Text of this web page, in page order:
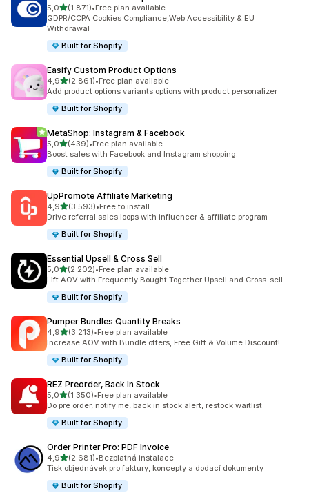
5,0z 5 hvězd
(1 871)
Celkový počet recenzí: 1871
•Free plan available
GDPR/CCPA Cookies Compliance,Web Accessibility & EU
Withdrawal
Built for Shopify
Easify Custom Product Options
4,9z 5 hvězd
(2 861)
Celkový počet recenzí: 2861
•Free plan available
Add product options variants options with product personalizer
Built for Shopify
MetaShop: Instagram & Facebook
5,0z 5 hvězd
(439)
Celkový počet recenzí: 439
•Free plan available
Boost sales with Facebook and Instagram shopping.
Built for Shopify
UpPromote Affiliate Marketing
4,9z 5 hvězd
(3 593)
Celkový počet recenzí: 3593
•Free to install
Drive referral sales loops with influencer & affiliate program
Built for Shopify
Essential Upsell & Cross Sell
5,0z 5 hvězd
(2 202)
Celkový počet recenzí: 2202
•Free plan available
Lift AOV with Frequently Bought Together Upsell and Cross-sell
Built for Shopify
Pumper Bundles Quantity Breaks
4,9z 5 hvězd
(3 213)
Celkový počet recenzí: 3213
•Free plan available
Increase AOV with Bundle offers, Free Gift & Volume Discount!
Built for Shopify
REZ Preorder, Back In Stock
5,0z 5 hvězd
(1 350)
Celkový počet recenzí: 1350
•Free plan available
Do pre order, notify me, back in stock alert, restock waitlist
Built for Shopify
Order Printer Pro: PDF Invoice
4,9z 5 hvězd
(2 681)
Celkový počet recenzí: 2681
•Bezplatná instalace
Tisk objednávek pro faktury, koncepty a dodací dokumenty
Built for Shopify